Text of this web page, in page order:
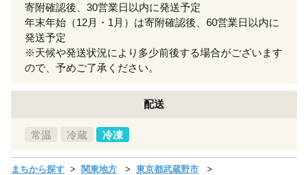
寄附確認後、30営業日以内に発送予定
年末年始（12月・1月）は寄附確認後、60営業日以内に
発送予定
※天候や発送状況により多少前後する場合がございます
ので、予めご了承ください。
配送
常温 冷蔵 冷凍
まちから探す 関東地方
東京都武蔵野市